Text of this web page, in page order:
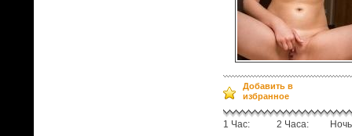
Добавить в
избранное
1 Час: 2 Часа: